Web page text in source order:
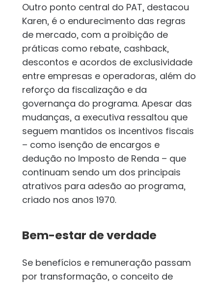
Outro ponto central do PAT, destacou
Karen, é o endurecimento das regras
de mercado, com a proibição de
práticas como rebate, cashback,
descontos e acordos de exclusividade
entre empresas e operadoras, além do
reforço da fiscalização e da
governança do programa. Apesar das
mudanças, a executiva ressaltou que
seguem mantidos os incentivos fiscais
– como isenção de encargos e
dedução no Imposto de Renda – que
continuam sendo um dos principais
atrativos para adesão ao programa,
criado nos anos 1970.
Bem-estar de verdade
Se benefícios e remuneração passam
por transformação, o conceito de